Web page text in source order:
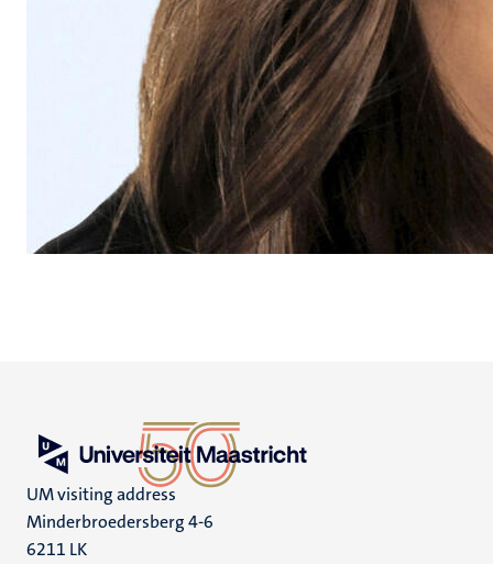
UM visiting address
Minderbroedersberg 4-6
6211 LK